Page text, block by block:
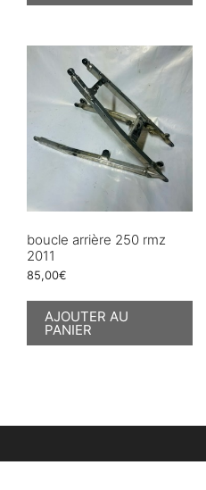
boucle arrière 250 rmz
2011
85,00€
AJOUTER AU
PANIER